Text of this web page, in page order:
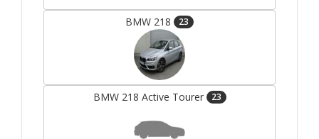
BMW 218 23
BMW 218 Active Tourer 23